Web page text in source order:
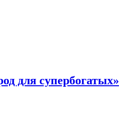
для супербогатых»